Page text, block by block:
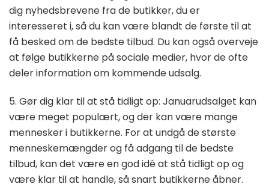
dig nyhedsbrevene fra de butikker, du er
interesseret i, så du kan være blandt de første til at
få besked om de bedste tilbud. Du kan også overveje
at følge butikkerne på sociale medier, hvor de ofte
deler information om kommende udsalg.
5. Gør dig klar til at stå tidligt op: Januarudsalget kan
være meget populært, og der kan være mange
mennesker i butikkerne. For at undgå de største
menneskemængder og få adgang til de bedste
tilbud, kan det være en god idé at stå tidligt op og
være klar til at handle, så snart butikkerne åbner.